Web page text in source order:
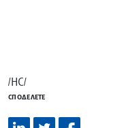
/НС/
СПОДЕЛЕТЕ